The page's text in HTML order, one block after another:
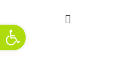
פתח